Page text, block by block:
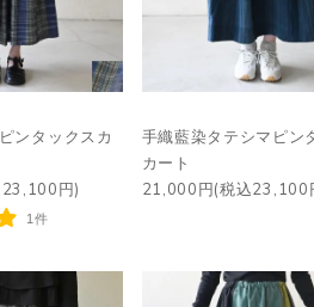
ンタックスカ
円)
1件
手織藍染タテシマピン
カート
21,000円(税込23,100